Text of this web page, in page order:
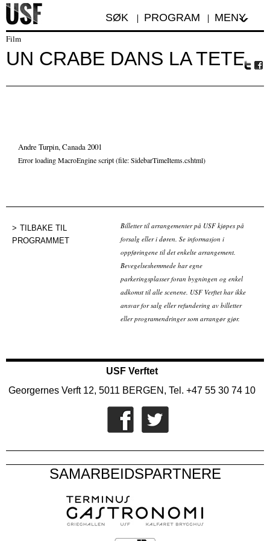
SØK PROGRAM MENY
Film
UN CRABE DANS LA TETE
Andre Turpin, Canada 2001
Error loading MacroEngine script (file: SidebarTimeItems.cshtml)
TILBAKE TIL
PROGRAMMET
Billetter til arrangementer på USF kjøpes på
forsalg eller i døren. Se informasjon i
oppføringene til det enkelte arrangement.
Bevegelseshemmede har egne
parkeringsplasser foran bygningen og enkel
adkomst til alle scenene. USF Verftet har ikke
ansvar for salg eller refundering av billetter
eller programendringer som arrangør gjør.
USF Verftet
Georgernes Verft 12, 5011 BERGEN, Tel. +47 55 30 74 10
SAMARBEIDSPARTNERE